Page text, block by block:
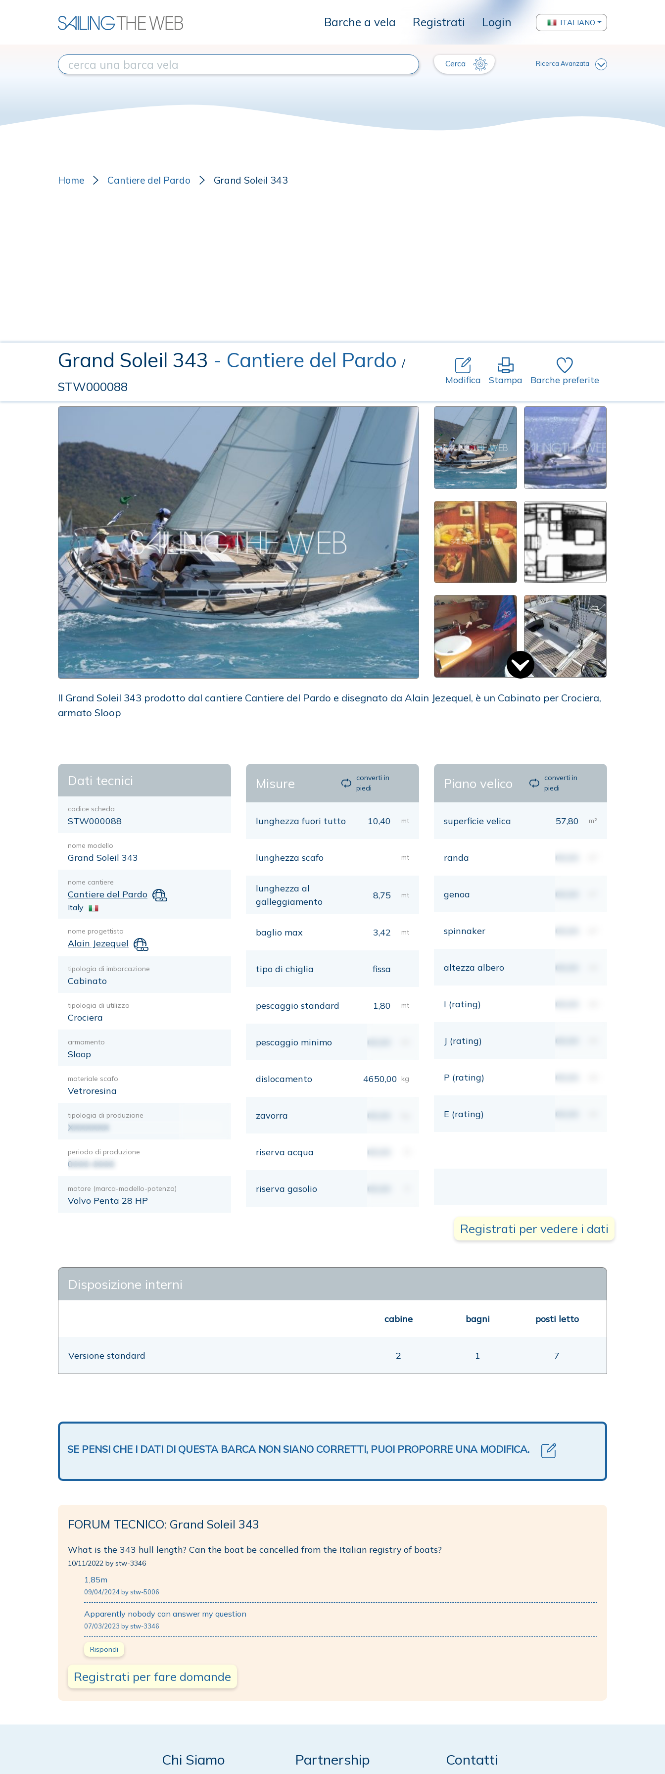
Barche a vela Registrati Login ITALIANO
Cerca Ricerca Avanzata
Home Cantiere del Pardo Grand Soleil 343
Grand Soleil 343 - Cantiere del Pardo /
STW000088
Modifica Stampa Barche preferite
Il Grand Soleil 343 prodotto dal cantiere Cantiere del Pardo e disegnato da Alain Jezequel, è un Cabinato per Crociera,
armato Sloop
Dati tecnici
codice scheda
STW000088
nome modello
Grand Soleil 343
nome cantiere
Cantiere del Pardo
Italy
nome progettista
Alain Jezequel
tipologia di imbarcazione
Cabinato
tipologia di utilizzo
Crociera
armamento
Sloop
materiale scafo
Vetroresina
tipologia di produzione
XXXXXXX
periodo di produzione
0000-0000
motore (marca-modello-potenza)
Volvo Penta 28 HP
Misure
converti in
piedi
lunghezza fuori tutto 10,40 mt
lunghezza scafo mt
lunghezza al
galleggiamento
8,75 mt
baglio max 3,42 mt
tipo di chiglia fissa
pescaggio standard 1,80 mt
pescaggio minimo 00,00
dislocamento 4650,00 kg
zavorra 00,00
riserva acqua 00,00
riserva gasolio 00,00
Piano velico
converti in
piedi
superficie velica 57,80 m²
randa 00,00
genoa 00,00
spinnaker 00,00
altezza albero 00,00
I (rating) 00,00
J (rating) 00,00
P (rating) 00,00
E (rating) 00,00
Registrati per vedere i dati
Disposizione interni
cabine bagni posti letto
Versione standard 2 1 7
SE PENSI CHE I DATI DI QUESTA BARCA NON SIANO CORRETTI, PUOI PROPORRE UNA MODIFICA.
FORUM TECNICO: Grand Soleil 343
What is the 343 hull length? Can the boat be cancelled from the Italian registry of boats?
10/11/2022 by stw-3346
1,85m
09/04/2024 by stw-5006
Apparently nobody can answer my question
07/03/2023 by stw-3346
Rispondi
Registrati per fare domande
Chi Siamo Partnership Contatti